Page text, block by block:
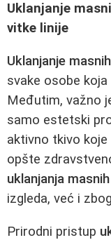
Uklanjanje
vitke linije
Uklanjanje
svake osobe
Međutim, važno
samo estetski
aktivno tkivo
opšte
uklanjanja
izgleda, već i
Prirodni pristup